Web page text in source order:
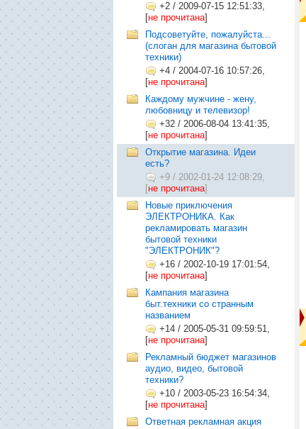
+2 / 2009-07-15 12:51:33,
[не прочитана]
Подсоветуйте, пожалуйста...
(слоган для магазина бытовой
техники)
+4 / 2004-07-16 10:57:26,
[не прочитана]
Каждому мужчине - жену,
любовницу и телевизор!
+32 / 2006-08-04 13:41:35,
[не прочитана]
Открытие магазина. Идеи
есть?
+9 / 2002-01-24 12:08:29,
[не прочитана]
Новые приключения
ЭЛЕКТРОНИКА. Как
рекламировать магазин
бытовой техники
"ЭЛЕКТРОНИК"?
+16 / 2002-10-19 17:01:54,
[не прочитана]
Кампания магазина
быт.техники со странным
названием
+14 / 2005-05-31 09:59:51,
[не прочитана]
Рекламный бюджет магазинов
аудио, видео, бытовой
техники?
+10 / 2003-05-23 16:54:34,
[не прочитана]
Ответная рекламная акция